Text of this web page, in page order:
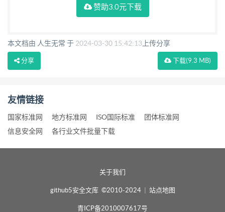
赞助3.0元下载
本文档由 人生无常 于 2024-03-30 15:42:13 上传分享
下载(9.3 MB)
分享
友情链接
国家标准网 地方标准网 ISO国际标准
团体标准网
信息安全网
各行业文件批量下载
关于我们
github5安全文库 ©2010-2024 站点地图
青ICP备2010007617号